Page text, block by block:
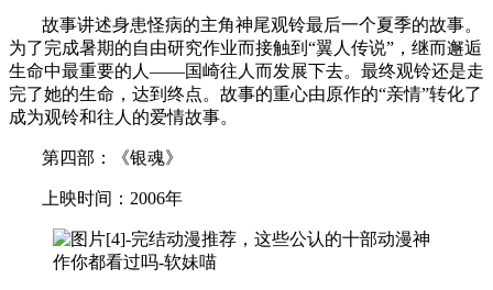
故事讲述身患怪病的主角神尾观铃最后一个夏季的故事。
为了完成暑期的自由研究作业而接触到“翼人传说”，继而邂逅
生命中最重要的人——国崎往人而发展下去。最终观铃还是走
完了她的生命，达到终点。故事的重心由原作的“亲情”转化了
成为观铃和往人的爱情故事。
第四部：《银魂》
上映时间：2006年